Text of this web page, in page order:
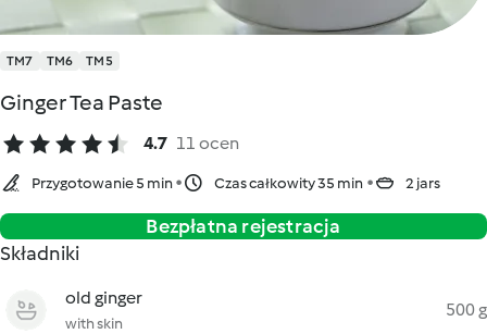
TM7 TM6 TM5
Ginger Tea Paste
4.7 11 ocen
Przygotowanie 5 min Czas całkowity 35 min 2 jars
Bezpłatna rejestracja
Składniki
old ginger
with skin
500 g